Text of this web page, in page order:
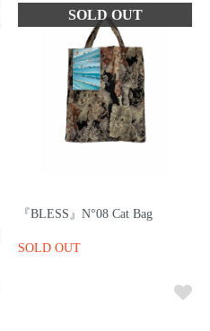
『BLESS』N°08 Cat Bag
SOLD OUT